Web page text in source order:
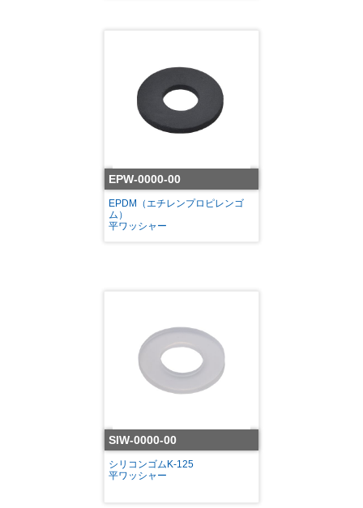
EPW-0000-00
EPDM（エチレンプロピレンゴ
ム）
平ワッシャー
SIW-0000-00
シリコンゴムK-125
平ワッシャー